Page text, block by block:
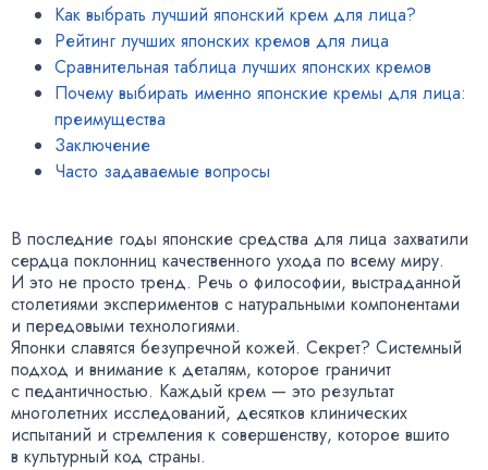
Как выбрать лучший японский крем для лица?
Рейтинг лучших японских кремов для лица
Сравнительная таблица лучших японских кремов
Почему выбирать именно японские кремы для лица:
преимущества
Заключение
Часто задаваемые вопросы
В последние годы японские средства для лица захватили
сердца поклонниц качественного ухода по всему миру.
И это не просто тренд. Речь о философии, выстраданной
столетиями экспериментов с натуральными компонентами
и передовыми технологиями.
Японки славятся безупречной кожей. Секрет? Системный
подход и внимание к деталям, которое граничит
с педантичностью. Каждый крем — это результат
многолетних исследований, десятков клинических
испытаний и стремления к совершенству, которое вшито
в культурный код страны.